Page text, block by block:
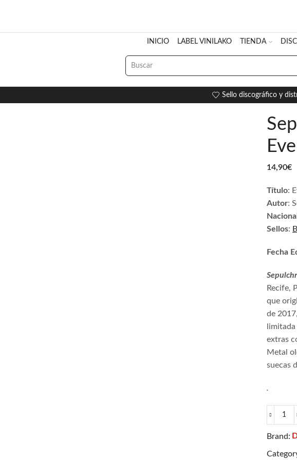
INICIO LABEL VINILAKO TIENDA
Sello discográfico y
14,90€
Título:
Autor:
Sellos:
Fecha
Recife,
que
de
extras
Metal
suecas
.
-
Brand: